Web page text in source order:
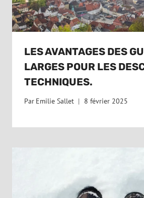
LES AVANTAGES DES
LARGES POUR LES
TECHNIQUES.
Par Emilie Sallet 8 février 2025